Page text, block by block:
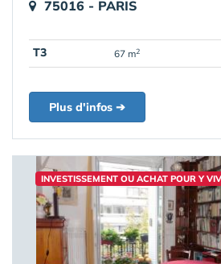
75016 - PARIS
T3 67 m2
Plus d'infos ➔
INVESTISSEMENT OU ACHAT POUR Y